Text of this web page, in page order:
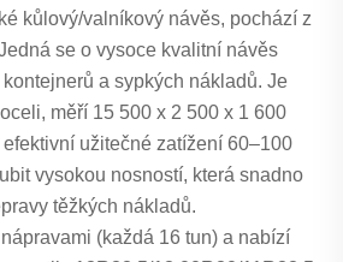
kůlový/valníkový návěs, pochází z
se o vysoce kvalitní návěs
a sypkých nákladů. Je
měří 15 500 x 2 500 x 1 600
užitečné zatížení 60–100
vysokou nosností, která snadno
těžkých nákladů.
(každá 16 tun) a nabízí